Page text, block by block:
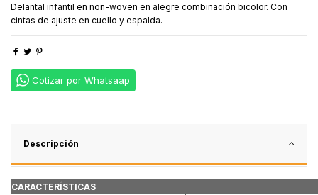
Delantal infantil en non-woven en alegre combinación bicolor. Con
cintas de ajuste en cuello y espalda.
Cotizar por Whatsaap
Descripción
CARACTERÍSTICAS